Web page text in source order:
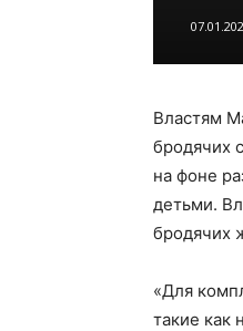
Властям
бродячих
на фоне
детьми.
бродячих
«Для
такие как